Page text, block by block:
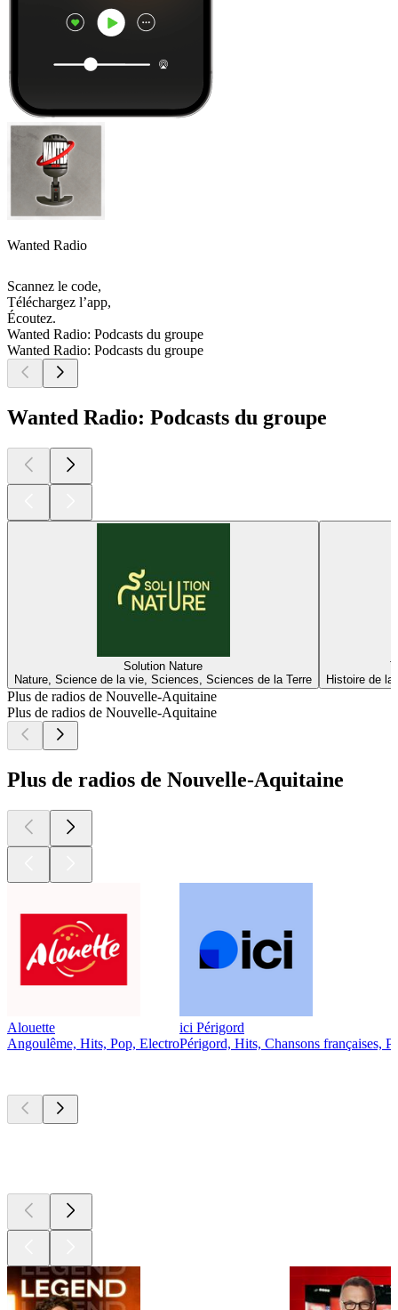
Wanted Radio
Scannez le code,
Téléchargez l’app,
Écoutez.
Wanted Radio: Podcasts du groupe
Wanted Radio: Podcasts du groupe
Wanted Radio: Podcasts du groupe
Solution Nature
Nature, Science de la vie, Sciences, Sciences de la Terre
Histoire de
Plus de radios de Nouvelle-Aquitaine
Plus de radios de Nouvelle-Aquitaine
Plus de radios de Nouvelle-Aquitaine
Alouette
Angoulême, Hits, Pop, Electro
ici Périgord
Périgord, Hits, Chansons françaises,